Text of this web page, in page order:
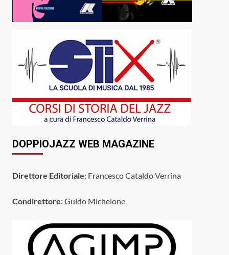
DOPPIOJAZZ WEB MAGAZINE
Direttore Editoriale: Francesco Cataldo Verrina
Condirettore: Guido Michelone